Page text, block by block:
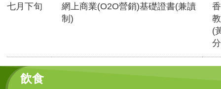
七月下旬
網上商業(O2O營銷)基礎證書(兼讀
制)
(
飲食